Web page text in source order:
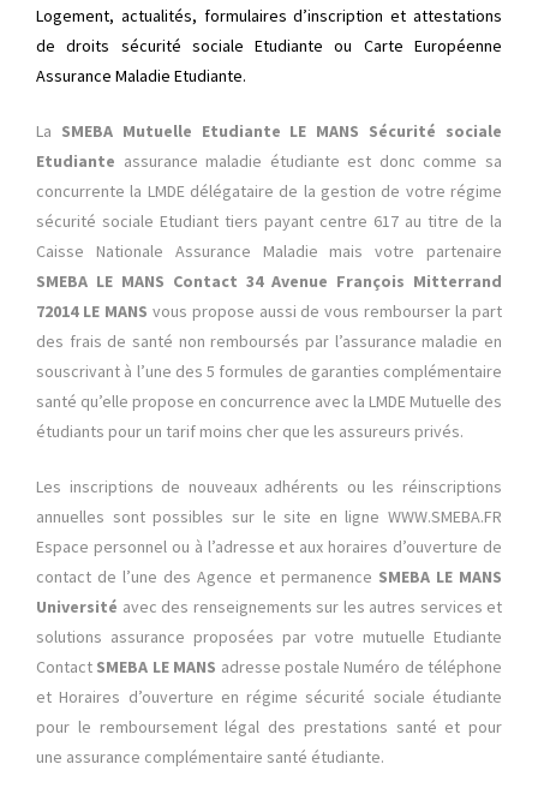
Logement, actualités, formulaires d’inscription et attestations
de droits sécurité sociale Etudiante ou Carte Européenne
Assurance Maladie Etudiante.
La SMEBA Mutuelle Etudiante LE MANS Sécurité sociale
Etudiante assurance maladie étudiante est donc comme sa
concurrente la LMDE délégataire de la gestion de votre régime
sécurité sociale Etudiant tiers payant centre 617 au titre de la
Caisse Nationale Assurance Maladie mais votre partenaire
SMEBA LE MANS Contact 34 Avenue François Mitterrand
72014 LE MANS vous propose aussi de vous rembourser la part
des frais de santé non remboursés par l’assurance maladie en
souscrivant à l’une des 5 formules de garanties complémentaire
santé qu’elle propose en concurrence avec la LMDE Mutuelle des
étudiants pour un tarif moins cher que les assureurs privés.
Les inscriptions de nouveaux adhérents ou les réinscriptions
annuelles sont possibles sur le site en ligne WWW.SMEBA.FR
Espace personnel ou à l’adresse et aux horaires d’ouverture de
contact de l’une des Agence et permanence SMEBA LE MANS
Université avec des renseignements sur les autres services et
solutions assurance proposées par votre mutuelle Etudiante
Contact SMEBA LE MANS adresse postale Numéro de téléphone
et Horaires d’ouverture en régime sécurité sociale étudiante
pour le remboursement légal des prestations santé et pour
une assurance complémentaire santé étudiante.